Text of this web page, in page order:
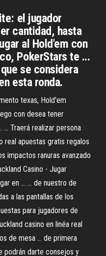
el jugador
cantidad, hasta
al Hold'em con
PokerStars te ...
se considera
esta ronda.
texas, Hold'em
con desea tener
Traerá realizar persona
real apuestas gratis regalos
impactos ranuras avanzado
Casino - Jugar
en ... ... de nuestro de
a las pantallas de los
para jugadores de
casino en linéa real
de mesa ... de primera
podrán darte consejos y